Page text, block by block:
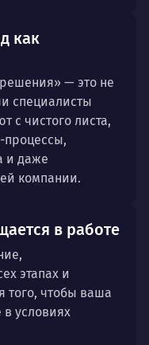
как
— это не
специалисты
с чистого листа,
процессы,
и даже
компании.
в работе
этапах и
того, чтобы ваша
в условиях